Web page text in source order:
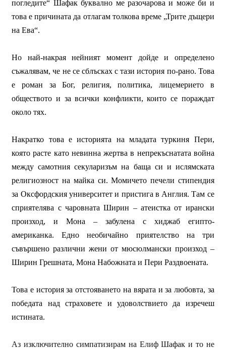
погледите“ Шафак буквално ме разочарова и може би и
това е причината да отлагам толкова време „Трите дъщери
на Ева“.
Но най-накрая нейният момент дойде и определено
съжалявам, че не се сблъсках с тази история по-рано. Това
е роман за Бог, религия, политика, лицемерието в
обществото и за всички конфликти, които се пораждат
около тях.
Накратко това е историята на младата туркиня Пери,
която расте като невинна жертва в непрекъснатата война
между самотния секуларизъм на баща си и ислямската
религиозност на майка си. Момичето печели стипендия
за Оксфордския университет и пристига в Англия. Там се
сприятелява с чаровната Ширин – атеистка от ирански
произход, и Мона – забулена с хиджаб египто-
американка. Едно необичайно приятелство на три
съвършено различни жени от мюсюлмански произход –
Ширин Грешната, Мона Набожната и Пери Раздвоената.
Това е история за отстояването на вярата и за любовта, за
победата над страховете и удоволствието да изречеш
истината.
Аз изключително симпатизирам на Елиф Шафак и то не